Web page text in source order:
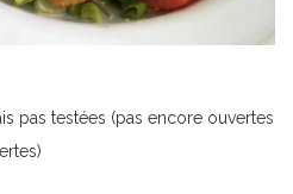
pas testées (pas encore ouvertes